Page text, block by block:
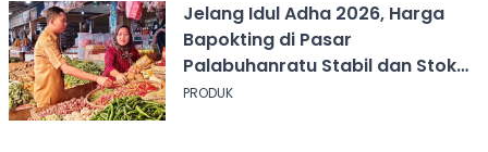
Jelang Idul Adha 2026, Harga
Bapokting di Pasar
Palabuhanratu Stabil dan Stok
Aman
PRODUK